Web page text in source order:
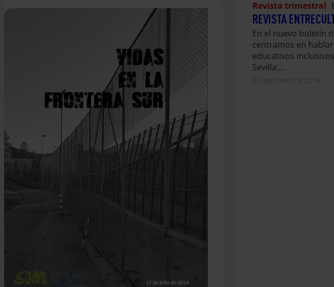
Revista trimestral
REVISTA
En el nuevo boletín
centramos en
educativos
Sevilla.…